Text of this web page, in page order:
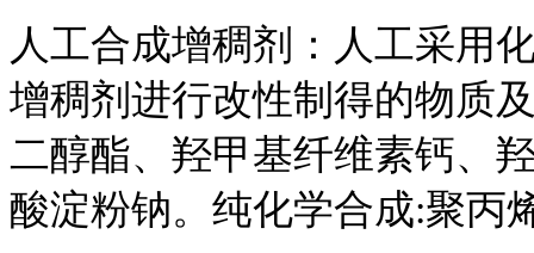
人工合成增稠剂：人工采用
增稠剂进行改性制得的物质
二醇酯、羟甲基纤维素钙、
酸淀粉钠。纯化学合成:聚丙